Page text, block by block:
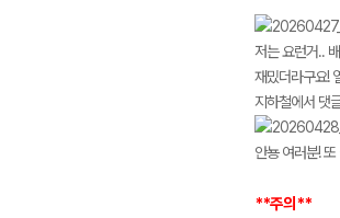
저는 요런거..
재밌더라구요!
지하철에서 댓
안뇽 여러분!
**주의**